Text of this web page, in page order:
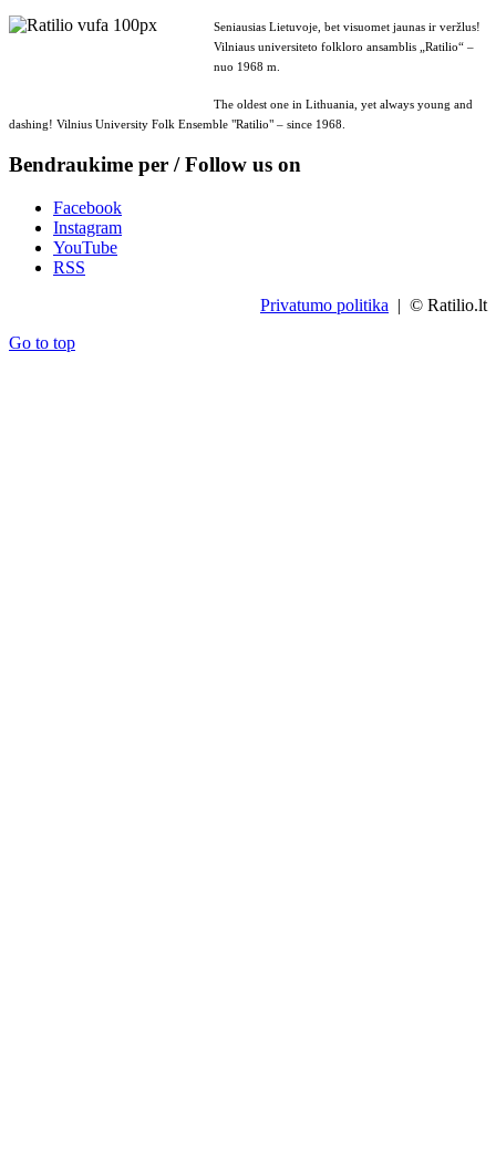
Seniausias Lietuvoje, bet visuomet jaunas ir veržlus!
Vilniaus universiteto folkloro ansamblis „Ratilio“ –
nuo 1968 m.
The oldest one in Lithuania, yet always young and
dashing! Vilnius University Folk Ensemble "Ratilio" – since 1968.
Bendraukime per / Follow us on
Facebook
Instagram
YouTube
RSS
Privatumo politika | © Ratilio.lt
Go to top